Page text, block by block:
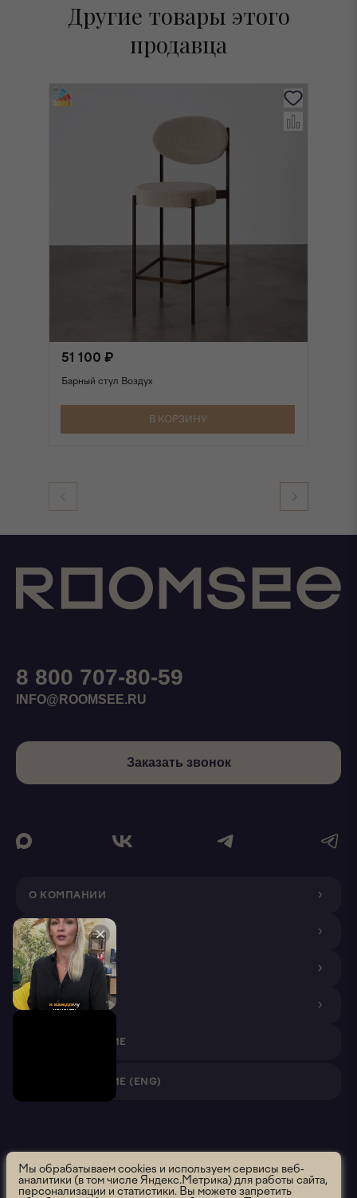
Другие товары этого
продавца
51 100 ₽
Барный стул Воздух
В КОРЗИНУ
О КОМПАНИИ
ДИЗАЙНЕРАМ
ПОКУПАТЕЛЯМ
ПАРТНЕРАМ
VR ПРИЛОЖЕНИЕ
VR ПРИЛОЖЕНИЕ (ENG)
8 800 707-80-59
INFO@ROOMSEE.RU
Заказать звонок
Roomsee. Все права защищены.2026 ООО "Румси" ОГРН
1195658012637
Мы обрабатываем cookies и используем сервисы веб-
аналитики (в том числе Яндекс.Метрика) для работы сайта,
персонализации и статистики. Вы можете запретить